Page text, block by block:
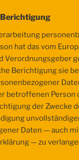
hat das vom
Verordnungsgeber
Berichtigung sie
betroffenen Person
der Zwecke
Daten — auch
— zu